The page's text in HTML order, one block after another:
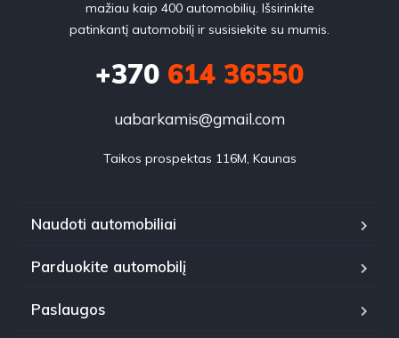
mažiau kaip 400 automobilių. Išsirinkite
patinkantį automobilį ir susisiekite su mumis.
+370 614 36550
uabarkamis@gmail.com
Taikos prospektas 116M, Kaunas
Naudoti automobiliai
Parduokite automobilį
Paslaugos